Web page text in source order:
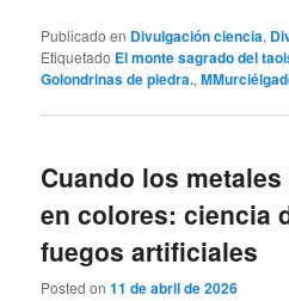
Publicado en Divulgación ciencia,
Etiquetado El monte sagrado del
Golondrinas de piedra.,
Cuando los
en colores: ciencia
fuegos artificiales
Posted on11 de abril de 2026